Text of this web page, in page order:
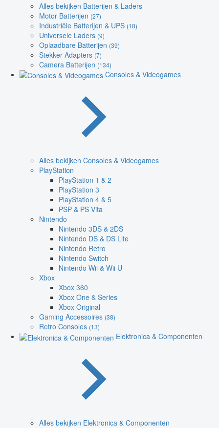
Alles bekijken Batterijen & Laders
Motor Batterijen (27)
Industriële Batterijen & UPS (18)
Universele Laders (9)
Oplaadbare Batterijen (39)
Stekker Adapters (7)
Camera Batterijen (134)
Consoles & Videogames
Alles bekijken Consoles & Videogames
PlayStation
PlayStation 1 & 2
PlayStation 3
PlayStation 4 & 5
PSP & PS Vita
Nintendo
Nintendo 3DS & 2DS
Nintendo DS & DS Lite
Nintendo Retro
Nintendo Switch
Nintendo Wii & Wii U
Xbox
Xbox 360
Xbox One & Series
Xbox Original
Gaming Accessoires (38)
Retro Consoles (13)
Elektronica & Componenten
Alles bekijken Elektronica & Componenten